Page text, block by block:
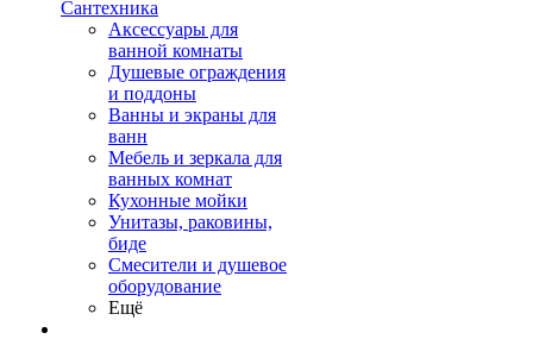
Сантехника
Аксессуары для
ванной комнаты
Душевые ограждения
и поддоны
Ванны и экраны для
ванн
Мебель и зеркала для
ванных комнат
Кухонные мойки
Унитазы, раковины,
биде
Смесители и душевое
оборудование
Ещё